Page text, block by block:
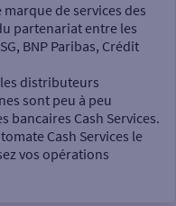
marque de services des
partenariat entre les
BNP Paribas, Crédit
distributeurs
sont peu à peu
bancaires Cash Services.
Cash Services le
vos opérations